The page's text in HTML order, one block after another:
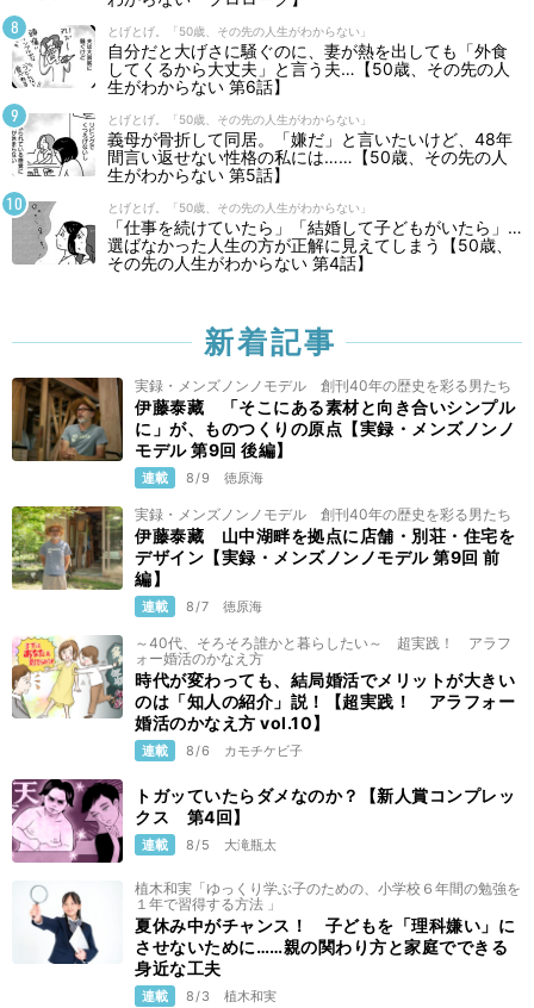
とげとげ。「50歳、その先の人生がわからない」
自分だと大げさに騒ぐのに、妻が熱を出しても「外食
してくるから大丈夫」と言う夫…【50歳、その先の人
生がわからない 第6話】
とげとげ。「50歳、その先の人生がわからない」
義母が骨折して同居。「嫌だ」と言いたいけど、48年
間言い返せない性格の私には……【50歳、その先の人
生がわからない 第5話】
とげとげ。「50歳、その先の人生がわからない」
「仕事を続けていたら」「結婚して子どもがいたら」…
選ばなかった人生の方が正解に見えてしまう【50歳、
その先の人生がわからない 第4話】
新着記事
実録・メンズノンノモデル 創刊40年の歴史を彩る男たち
伊藤泰藏 「そこにある素材と向き合いシンプル
に」が、ものつくりの原点【実録・メンズノンノ
モデル 第9回 後編】
連載 8/9 徳原海
実録・メンズノンノモデル 創刊40年の歴史を彩る男たち
伊藤泰藏 山中湖畔を拠点に店舗・別荘・住宅を
デザイン【実録・メンズノンノモデル 第9回 前
編】
連載 8/7 徳原海
～40代、そろそろ誰かと暮らしたい～ 超実践！ アラフ
ォー婚活のかなえ方
時代が変わっても、結局婚活でメリットが大きい
のは「知人の紹介」説！【超実践！ アラフォー
婚活のかなえ方 vol.10】
連載 8/6 カモチケビ子
トガッていたらダメなのか？【新人賞コンプレッ
クス 第4回】
連載 8/5 大滝瓶太
植木和実「ゆっくり学ぶ子のための、小学校６年間の勉強を
１年で習得する方法 」
夏休み中がチャンス！ 子どもを「理科嫌い」に
させないために……親の関わり方と家庭でできる
身近な工夫
連載 8/3 植木和実